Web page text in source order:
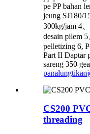
pe PP bahan
jeung SJ180/
300kg/jam 4
desain pilem
pelletizing 6,
Part II Daptar
sareng 350
panalungtikan
CS200
threading